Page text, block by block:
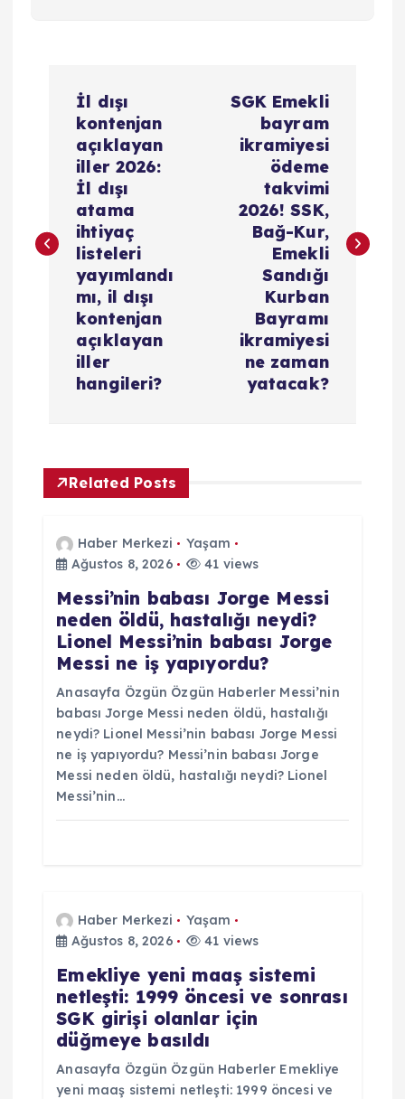
g
m
İl dışı
kontenjan
açıklayan
iller 2026:
İl dışı
atama
ihtiyaç
listeleri
yayımlandı
mı, il dışı
kontenjan
açıklayan
iller
hangileri?
SGK Emekli
bayram
ikramiyesi
ödeme
takvimi
2026! SSK,
Bağ-Kur,
Emekli
Sandığı
Kurban
Bayramı
ikramiyesi
ne zaman
yatacak?
Related Posts
Haber Merkezi
Yaşam
Ağustos 8, 2026
41 views
Messi’nin babası Jorge Messi
neden öldü, hastalığı neydi?
Lionel Messi’nin babası Jorge
Messi ne iş yapıyordu?
Anasayfa Özgün Özgün Haberler Messi’nin
babası Jorge Messi neden öldü, hastalığı
neydi? Lionel Messi’nin babası Jorge Messi
ne iş yapıyordu? Messi’nin babası Jorge
Messi neden öldü, hastalığı neydi? Lionel
Messi’nin…
Haber Merkezi
Yaşam
Ağustos 8, 2026
41 views
Emekliye yeni maaş sistemi
netleşti: 1999 öncesi ve sonrası
SGK girişi olanlar için
düğmeye basıldı
Anasayfa Özgün Özgün Haberler Emekliye
yeni maaş sistemi netleşti: 1999 öncesi ve